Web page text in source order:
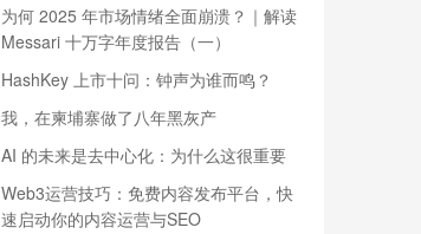
为何 2025 年市场情绪全面崩溃？｜解读
Messari 十万字年度报告（一）
HashKey 上市十问：钟声为谁而鸣？
我，在柬埔寨做了八年黑灰产
AI 的未来是去中心化：为什么这很重要
Web3运营技巧：免费内容发布平台，快
速启动你的内容运营与SEO